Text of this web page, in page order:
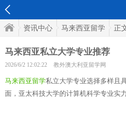
资讯中心 马来西亚留学 正
马来西亚私立大学专业推荐
2026/6/2 12:02:22 教外澳大利亚留学网
马来西亚留学私立大学专业选择多样且
面，亚太科技大学的计算机科学专业实